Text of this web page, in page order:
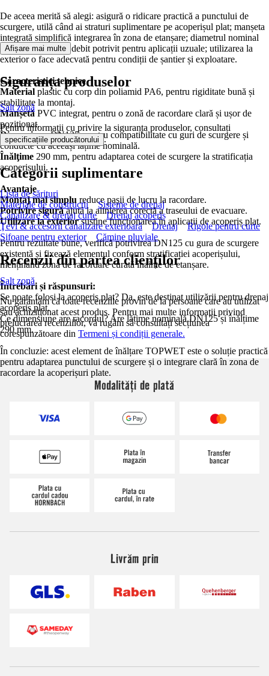
De aceea merită să alegi: asigură o ridicare practică a punctului de
scurgere, utilă când ai straturi suplimentare pe acoperișul plat; manșeta
integrată simplifică integrarea în zona de etanșare; diametrul nominal
DN125 susține un debit potrivit pentru aplicații uzuale; utilizarea la
exterior o face adecvată pentru condiții de șantier și exploatare.
Caracteristici tehnice
Material plastic cu corp din poliamid PA6, pentru rigiditate bună și
stabilitate la montaj.
Manșetă PVC integrat, pentru o zonă de racordare clară și ușor de
poziționat.
DimensiuneDN125, pentru compatibilitate cu guri de scurgere și
conducte cu aceeași lățime nominală.
Înălţime 290 mm, pentru adaptarea cotei de scurgere la stratificația
acoperișului.
Avantaje
Montaj mai simplu reduce pașii de lucru la racordare.
Potrivire sigurăajută la alinierea corectă a traseului de evacuare.
Utilizare la exteriorsusține funcționarea în aplicații de acoperiș plat.
Pentru rezultate bune, verifică potrivirea DN125 cu gura de scurgere
existentă și fixează elementul conform stratificației acoperișului,
menținând zona de racordare curată înainte de etanșare.
Întrebări și răspunsuri:
Se poate folosi la acoperiș plat? Da, este destinat utilizării pentru drenaj
acoperiș plat.
Ce dimensiune are racordul? Are lățime nominală DN125 și înălțime
290 mm.
În concluzie: acest element de înălțare TOPWET este o soluție practică
pentru adaptarea punctului de scurgere și o integrare clară în zona de
racordare la acoperișuri plate.
Afișare mai multe
Siguranța produselor
Salt zonă
Pentru informații cu privire la siguranța produselor, consultați
specificațiile producătorului .
Categorii suplimentare
Lista de sărituri
Materiale de construcţii
Sisteme de drenaj
Canalizare & drenaj curte
Drenaj acoperiș
Ţevi & accesorii canalizare exterioară
Drenaj
Rigole pentru curte
Sifoane pentru exterior
Cămine pluviale
Recenzii din partea clienților
Salt zonă
Nu garantăm că toate recenziile provin de la persoane care au utilizat
sau achiziționat acest produs. Pentru mai multe informații privind
prelucrarea recenziilor, vă rugăm să consultați secțiunea
corespunzătoare din Termeni și condiții generale.
Modalități de plată
Livrăm prin